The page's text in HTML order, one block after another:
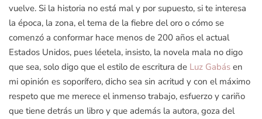
vuelve. Si la historia no está mal y por supuesto, si te interesa
la época, la zona, el tema de la fiebre del oro o cómo se
comenzó a conformar hace menos de 200 años el actual
Estados Unidos, pues léetela, insisto, la novela mala no digo
que sea, solo digo que el estilo de escritura de Luz Gabás en
mi opinión es soporífero, dicho sea sin acritud y con el máximo
respeto que me merece el inmenso trabajo, esfuerzo y cariño
que tiene detrás un libro y que además la autora, goza del